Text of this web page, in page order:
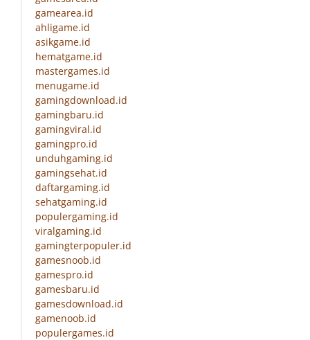
gamearea.id
ahligame.id
asikgame.id
hematgame.id
mastergames.id
menugame.id
gamingdownload.id
gamingbaru.id
gamingviral.id
gamingpro.id
unduhgaming.id
gamingsehat.id
daftargaming.id
sehatgaming.id
populergaming.id
viralgaming.id
gamingterpopuler.id
gamesnoob.id
gamespro.id
gamesbaru.id
gamesdownload.id
gamenoob.id
populergames.id